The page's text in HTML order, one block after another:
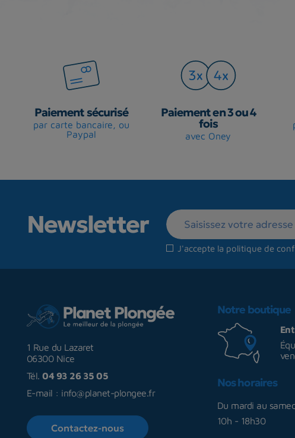
Paiement sécurisé
par carte bancaire, ou
Paypal
Paiement en 3 ou 4
fois
avec Oney
Newsletter
J'accepte la politique de
1 Rue du Lazaret
06300 Nice
Tél. 04 93 26 35 05
E-mail : info@planet-plongee.fr
Contactez-nous
Notre boutique
Nos horaires
Du mardi au
10h - 18h30